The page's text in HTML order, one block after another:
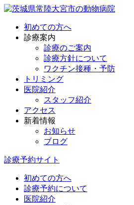
初めての方へ
診療案内
診療のご案内
診療方針について
ワクチン接種・予防
トリミング
医院紹介
スタッフ紹介
アクセス
新着情報
お知らせ
ブログ
診療予約サイト
初めての方へ
診療予約について
医院紹介